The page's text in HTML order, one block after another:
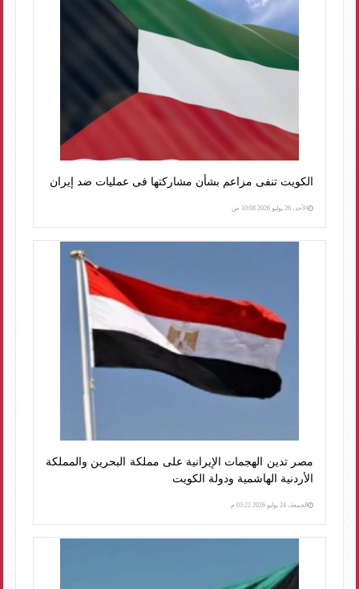
الكويت تنفى مزاعم بشأن مشاركتها فى عمليات ضد إيران
الأحد، 26 يوليو 2026 10:08 ص
مصر تدين الهجمات الإيرانية على مملكة البحرين والمملكة
الأردنية الهاشمية ودولة الكويت
الجمعة، 24 يوليو 2026 03:22 م